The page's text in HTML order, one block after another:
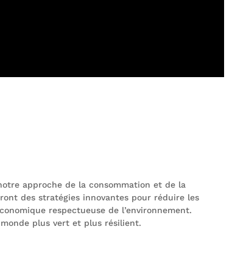
approche de la consommation et de la
des stratégies innovantes pour réduire les
respectueuse de l’environnement.
plus vert et plus résilient.